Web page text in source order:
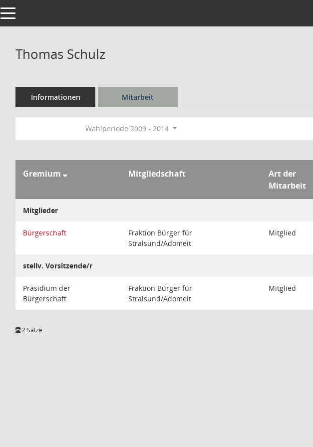
Toggle navigation
Thomas Schulz
Informationen Mitarbeit
Wahlperiode 2009 - 2014
Gremium Mitgliedschaft
Art der
Mitarbeit
Mitglieder
Bürgerschaft
Fraktion Bürger für
Stralsund/Adomeit
Mitglied
stellv. Vorsitzende/r
Präsidium der
Bürgerschaft
Fraktion Bürger für
Stralsund/Adomeit
Mitglied
2 Sätze